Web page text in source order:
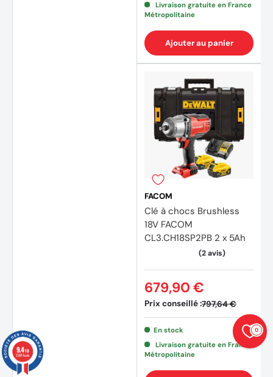
Livraison gratuite en France
Métropolitaine
Ajouter au panier
FACOM
Clé à chocs Brushless
18V FACOM
CL3.CH18SP2PB 2 x 5Ah
Prix conseillé :797,64 €
679,90 €
En stock
Livraison gratuite en France
Métropolitaine
0
9.4/10
23874 avis